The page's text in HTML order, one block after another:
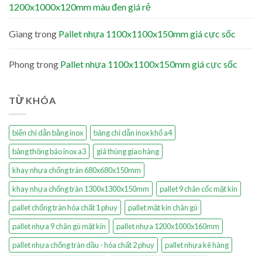
1200x1000x120mm màu đen giá rẻ
Giangtrong Pallet nhựa 1100x1100x150mm giá cực sốc
Phongtrong Pallet nhựa 1100x1100x150mm giá cực sốc
TỪ KHÓA
biển chỉ dẫn bằng inox
bảng chỉ dẫn inox khổ a4
bảng thông báo inox a3
giá thùng giao hàng
khay nhựa chống tràn 680x680x150mm
khay nhựa chống tràn 1300x1300x150mm
pallet 9 chân cốc mặt kín
pallet chống tràn hóa chất 1 phuy
pallet mặt kín chân gù
pallet nhựa 9 chân gù mặt kín
pallet nhựa 1200x1000x160mm
pallet nhựa chống tràn dầu - hóa chất 2 phuy
pallet nhựa kê hàng